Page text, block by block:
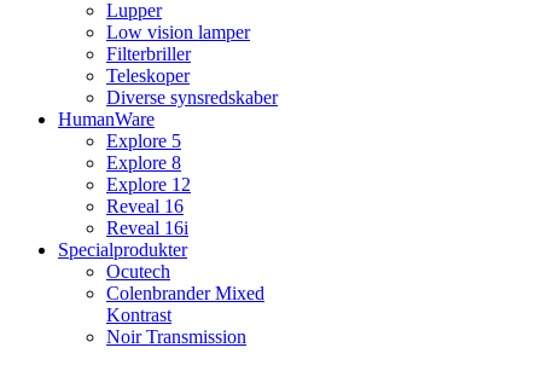
Lupper
Low vision lamper
Filterbriller
Teleskoper
Diverse synsredskaber
HumanWare
Explore 5
Explore 8
Explore 12
Reveal 16
Reveal 16i
Specialprodukter
Ocutech
Colenbrander Mixed
Kontrast
Noir Transmission